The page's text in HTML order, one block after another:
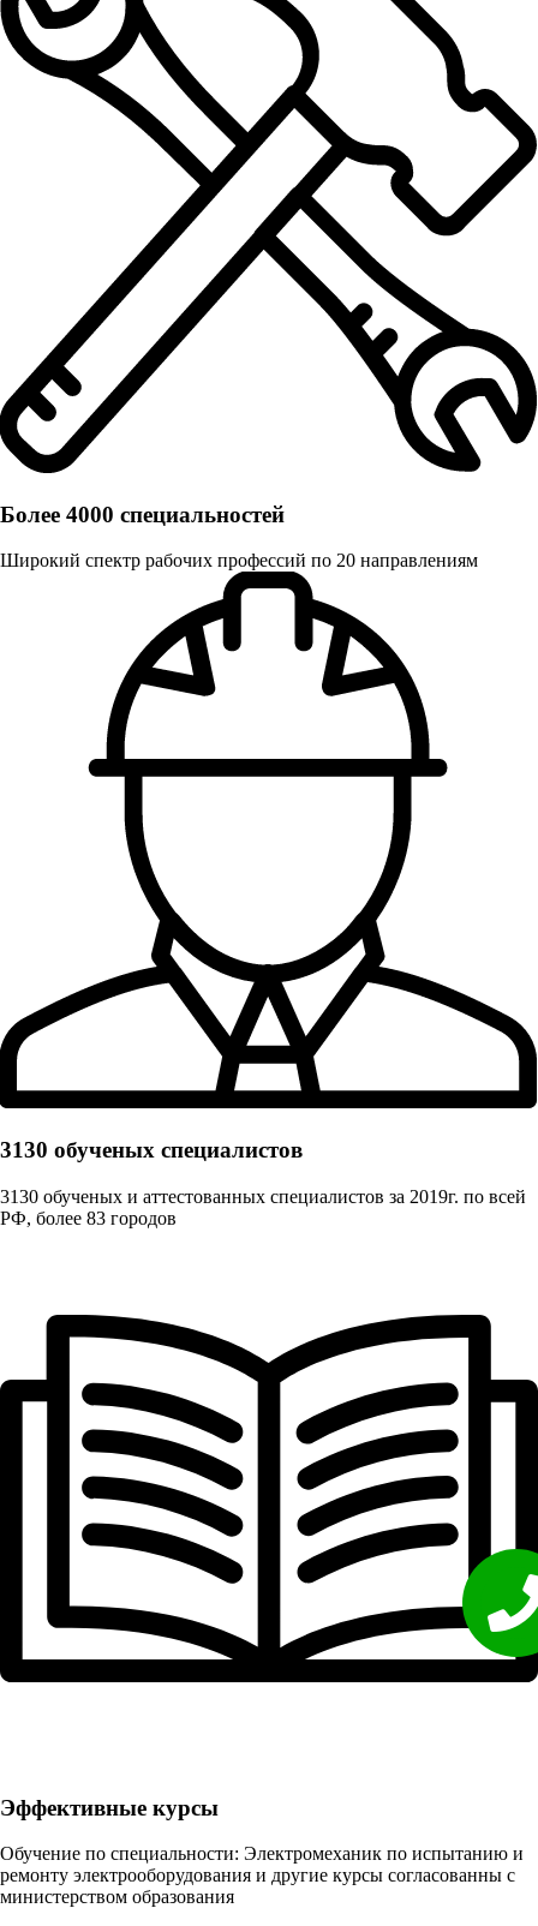
Более 4000 специальностей
Широкий спектр рабочих профессий по 20 направлениям
3130 обученых cпециалистов
3130 обученых и аттестованных специалистов за 2019г. по всей
РФ, более 83 городов
Эффективные курсы
Обучение по специальности: Электромеханик по испытанию и
ремонту электрооборудования и другие курсы согласованны с
министерством образования